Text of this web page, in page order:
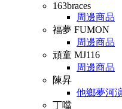
163braces
周邊商品
福夢 FUMON
周邊商品
頑童 MJ116
周邊商品
陳昇
他鄉夢河
丁噹